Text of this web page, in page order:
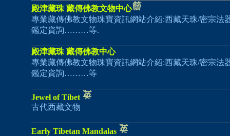
殿津藏珠 藏傳佛教文物中心
專業藏傳佛教文物珠寶資訊網站介紹:西藏天珠/密宗法
鑑定資詢………等.
殿津藏珠 藏傳佛教中心
專業藏傳佛教文物珠寶資訊網站介紹:西藏天珠/密宗法
鑑定資詢………等
Jewel of Tibet
古代西藏文物
Early Tibetan Mandalas